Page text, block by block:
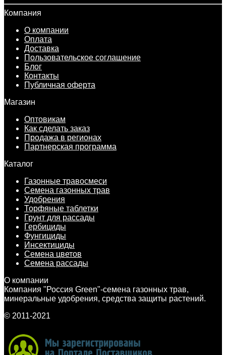
Компания
О компании
Оплата
Доставка
Пользовательское соглашение
Блог
Контакты
Публичная оферта
Магазин
Оптовикам
Как сделать заказ
Продажа в регионах
Партнерская программа
Каталог
Газонные травосмеси
Семена газонных трав
Удобрения
Торфяные таблетки
Грунт для рассады
Гербициды
Фунгициды
Инсектициды
Семена цветов
Семена рассады
О компании
Компания "Россия Green"-семена газонных трав,
минеральные удобрения, средства защиты растений.
© 2011-2021